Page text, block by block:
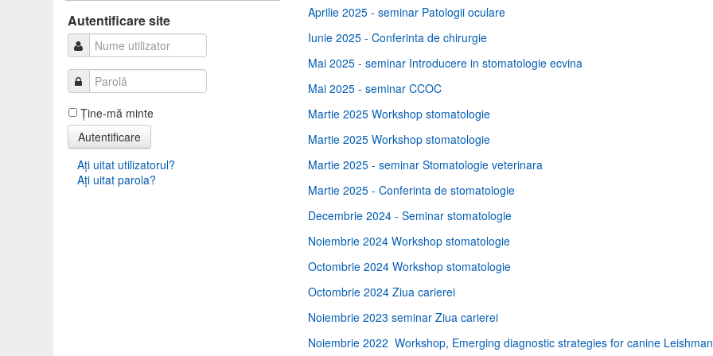
Autentificare
Autentificare site
Ţine-mă minte
Autentificare
Aţi uitat utilizatorul?
Aţi uitat parola?
Aprilie 2025 - seminar Patologii oculare
Iunie 2025 - Conferinta de chirurgie
Mai 2025 - seminar Introducere in stomatologie ecvina
Mai 2025 - seminar CCOC
Martie 2025 Workshop stomatologie
Martie 2025 Workshop stomatologie
Martie 2025 - seminar Stomatologie veterinara
Martie 2025 - Conferinta de stomatologie
Decembrie 2024 - Seminar stomatologie
Noiembrie 2024 Workshop stomatologie
Octombrie 2024 Workshop stomatologie
Octombrie 2024 Ziua carierei
Noiembrie 2023 seminar Ziua carierei
Noiembrie 2022 Workshop, Emerging diagnostic strategies for canine